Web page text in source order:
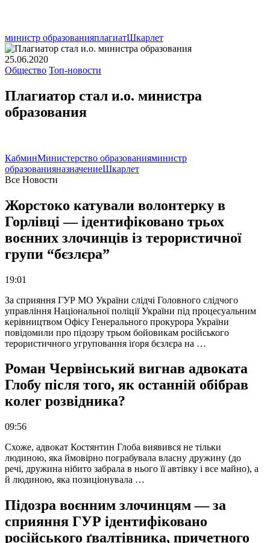
министр образованияплагиатШкарлет
25.06.2020
Общество Топ-новости
Плагиатор стал и.о. министра
образования
КабминМинистерство образованияминистр
образованияназначениеШкарлет
Все Новости
Жорстоко катували волонтерку в
Горлівці — ідентифіковано трьох
воєнних злочинців із терористичної
групи “бєзлєра”
19:01
За сприяння ГУР МО України слідчі Головного слідчого
управління Національної поліції України під процесуальним
керівництвом Офісу Генерального прокурора України
повідомили про підозру трьом бойовикам російського
терористичного угруповання іґоря бєзлєра на …
Роман Червінський вигнав адвоката
Глобу після того, як останній обібрав
колег розвідника?
09:56
Схоже, адвокат Костянтин Глоба виявився не тільки
людиною, яка ймовірно пограбувала власну дружину (до
речі, дружина нібито забрала в нього її автівку і все майно), а
й людиною, яка позиціонувала …
Підозра воєнним злочинцям — за
сприяння ГУР ідентифіковано
російського ґвалтівника, причетного